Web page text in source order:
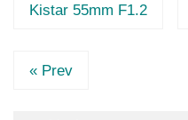
Kistar 55mm F1.2
« Prev